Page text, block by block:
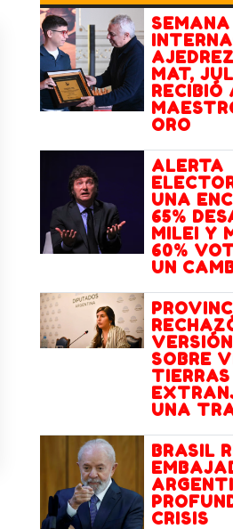
SEMANA
MAT,
RECIBIÓ
ORO
ALERTA
UNA
65%
MILEI Y
60%
UN
SOBRE
UNA
BRASIL
CRISIS